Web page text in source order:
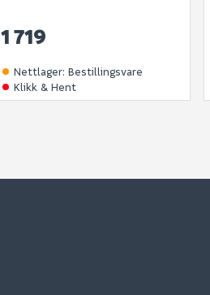
1 719
Nettlager: Bestillingsvare
Klikk & Hent